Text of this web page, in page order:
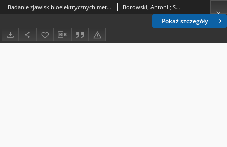
Pokaż szczegóły
Badanie zjawisk bioelektrycznych metodą kondensatorową / Borowski, Antoni.; Skierczyńska, Jadwiga (1928- ).; Juśko, Ewa.